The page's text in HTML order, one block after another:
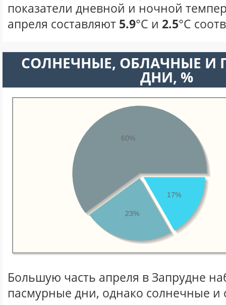
показатели дневной и ночной
апреля составляют 5.9°С и 2.5°С
CОЛНЕЧНЫЕ, ОБЛАЧНЫЕ И
ДНИ, %
17%
23%
60%
Большую часть апреля в Запрудне
пасмурные дни, однако солнечные